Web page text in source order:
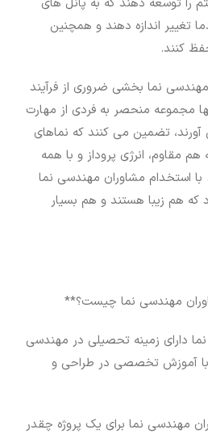
تغییر اندازه دهند و همچنین
کنند.
نما بخشی ضروری از فرآیند
مجموعه منحصر به فردی از مهارت
تضمین می کنند که نماهای
هم مقاوم، انرژی پروداز و با همه
استخدام مشاوران مهندسی نما
که هم زیبا هستند و هم بسیار
دارای زمینه تحصیلی در مهندسی
با آموزش تخصصی در طراحی و
مهندسی نما برای یک پروژه چقدر